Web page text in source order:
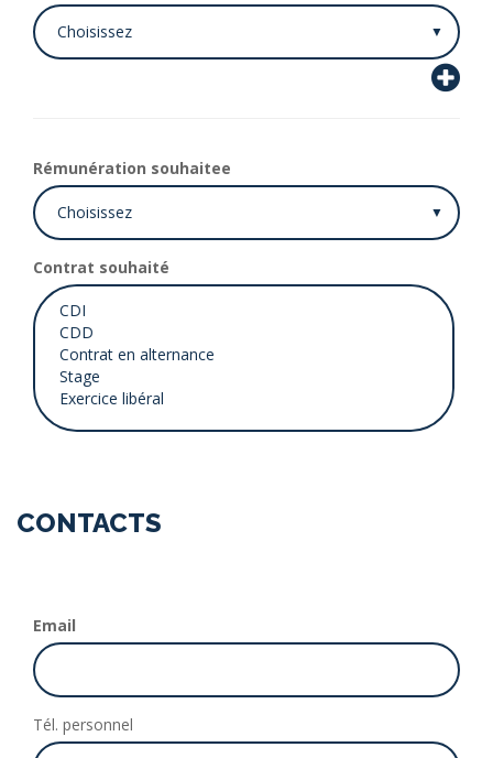
Rémunération souhaitee
Contrat souhaité
CONTACTS
Email
Tél. personnel